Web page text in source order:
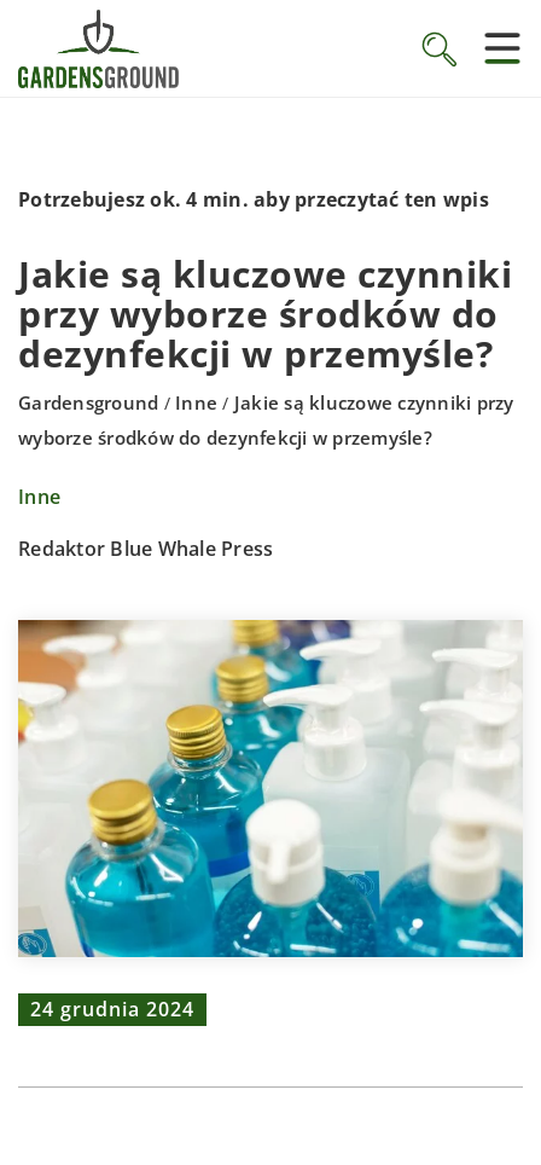
Potrzebujesz ok. 4 min. aby przeczytać ten wpis
Jakie są kluczowe czynniki
przy wyborze środków do
dezynfekcji w przemyśle?
Gardensground / Inne / Jakie są kluczowe czynniki przy
wyborze środków do dezynfekcji w przemyśle?
Inne
Redaktor Blue Whale Press
24 grudnia 2024